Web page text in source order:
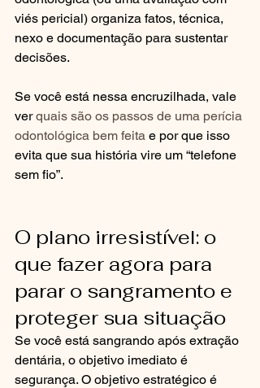
viés pericial) organiza fatos, técnica,
nexo e documentação para sustentar
decisões.
Se você está nessa encruzilhada, vale
ver quais são os passos de uma perícia
odontológica bem feita e por que isso
evita que sua história vire um “telefone
sem fio”.
O plano irresistível: o
que fazer agora para
parar o sangramento e
proteger sua situação
Se você está sangrando após extração
dentária, o objetivo imediato é
segurança. O objetivo estratégico é